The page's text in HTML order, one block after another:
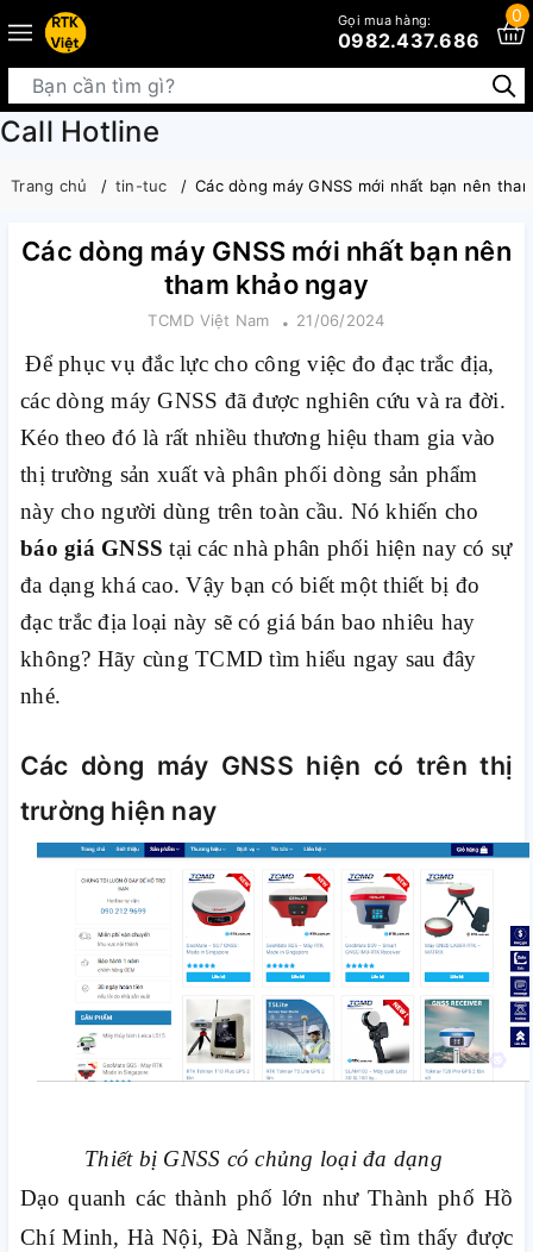
Gọi mua hàng:
0982.437.686
0
Call Hotline
Trang chủ tin-tuc Các dòng máy GNSS mới nhất bạn nên
Các dòng máy GNSS mới nhất bạn nên
tham khảo ngay
TCMD Việt Nam 21/06/2024
Để phục vụ đắc lực cho công việc đo đạc trắc địa,
các dòng máy GNSS đã được nghiên cứu và ra đời.
Kéo theo đó là rất nhiều thương hiệu tham gia vào
thị trường sản xuất và phân phối dòng sản phẩm
này cho người dùng trên toàn cầu. Nó khiến cho
báo giá GNSS tại các nhà phân phối hiện nay có sự
đa dạng khá cao. Vậy bạn có biết một thiết bị đo
đạc trắc địa loại này sẽ có giá bán bao nhiêu hay
không? Hãy cùng TCMD tìm hiểu ngay sau đây
nhé.
Các dòng máy GNSS hiện có trên thị
trường hiện nay
Thiết bị GNSS có chủng loại đa dạng
Dạo quanh các thành phố lớn như Thành phố Hồ
Chí Minh, Hà Nội, Đà Nẵng, bạn sẽ tìm thấy được